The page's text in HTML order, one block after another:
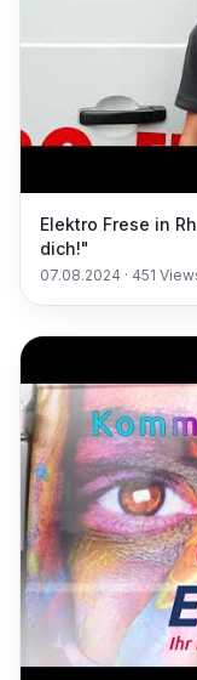
Elektro Frese in
dich!"
07.08.2024 · 451